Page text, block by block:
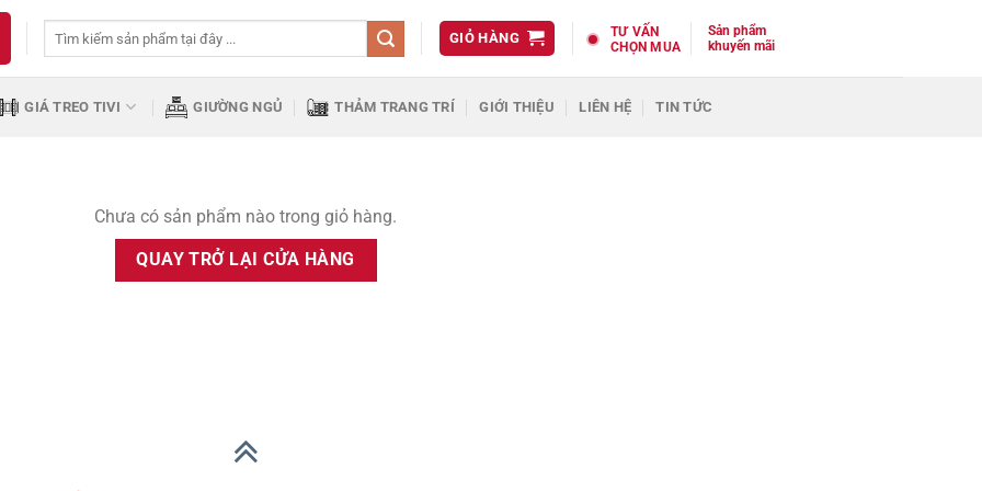
GIỎ HÀNG
TƯ VẤN
CHỌN MUA
Sản phẩm
khuyến mãi
GIÁ TREO TIVI GIƯỜNG NGỦ THẢM TRANG TRÍ GIỚI THIỆU LIÊN HỆ TIN TỨC
Chưa có sản phẩm nào trong giỏ hàng.
QUAY TRỞ LẠI CỬA HÀNG